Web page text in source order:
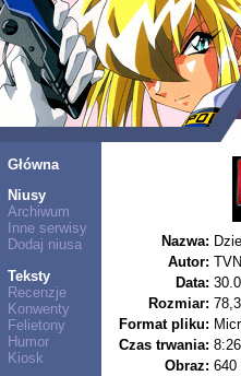
Główna
Niusy
Archiwum
Inne serwisy
Dodaj niusa
Teksty
Recenzje
Konwenty
Felietony
Humor
Kiosk
Nazwa:
Autor: TVN
Data:
Rozmiar:
Format pliku:
Czas trwania: 8:26
Obraz: 640